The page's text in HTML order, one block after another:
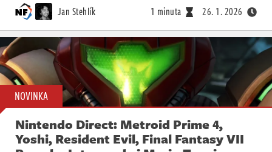
Jan Stehlík 1 minuta 26. 1. 2026
NOVINKA
Nintendo Direct: Metroid Prime 4,
Yoshi, Resident Evil, Final Fantasy VII